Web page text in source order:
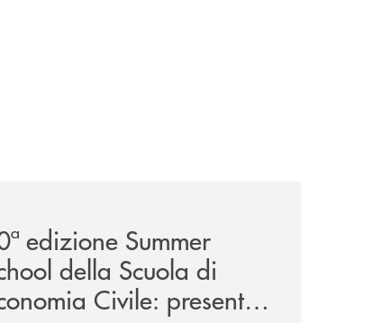
edizione Summer
della Scuola di
Civile: presente